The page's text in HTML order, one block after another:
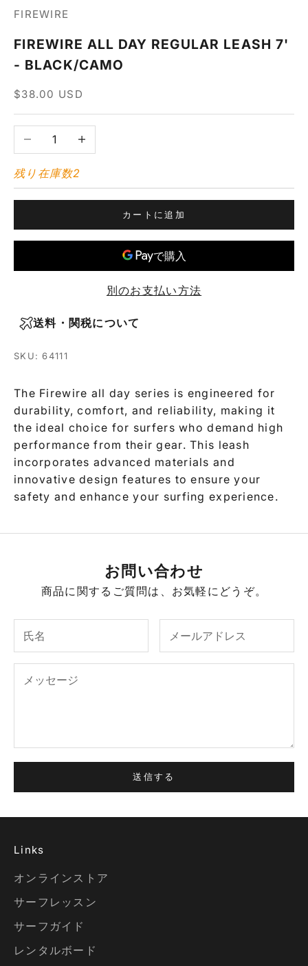
FIREWIRE
FIREWIRE ALL DAY REGULAR LEASH 7'
- BLACK/CAMO
セール価格
$38.00 USD
数量を減らす数量を増やす
残り在庫数2
カートに追加
別のお支払い方法
送料・関税について
SKU: 64111
The Firewire all day series is engineered for
durability, comfort, and reliability, making it
the ideal choice for surfers who demand high
performance from their gear. This leash
incorporates advanced materials and
innovative design features to ensure your
safety and enhance your surfing experience.
お問い合わせ
商品に関するご質問は、お気軽にどうぞ。
送信する
Links
オンラインストア
サーフレッスン
サーフガイド
レンタルボード